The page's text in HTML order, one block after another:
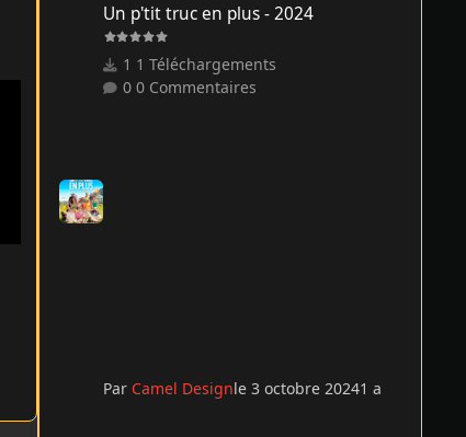
Un p'tit truc en plus - 2024
1 Téléchargements
0 Commentaires
Par Camel Designle 3 octobre 20241 a